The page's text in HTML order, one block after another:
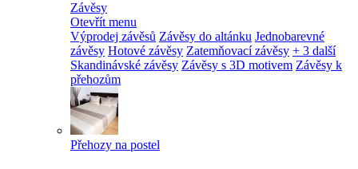
Závěsy
Otevřít menu
Výprodej závěsů Závěsy do altánku Jednobarevné
závěsy Hotové závěsy Zatemňovací závěsy + 3 další
Skandinávské závěsy Závěsy s 3D motivem Závěsy k
přehozům
Přehozy na postel